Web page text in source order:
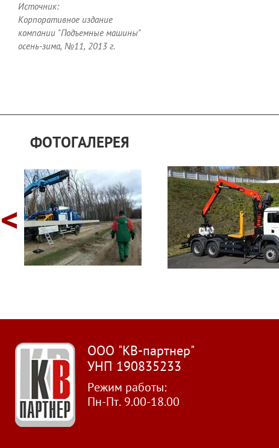
Источник:
Корпоративное издание
компании "Подъемные машины"
осень-зима, №11, 2013 г.
ФОТОГАЛЕРЕЯ
ООО "КВ-партнер"
УНП 190835233
Режим работы:
Пн-Пт. 9.00-18.00